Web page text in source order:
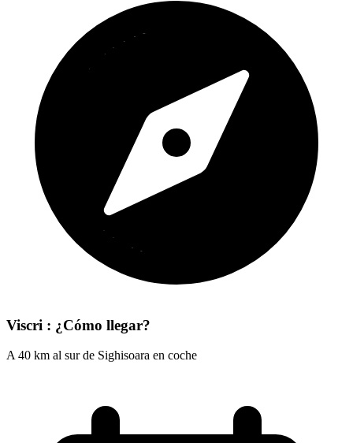
Viscri : ¿Cómo llegar?
A 40 km al sur de Sighisoara en coche